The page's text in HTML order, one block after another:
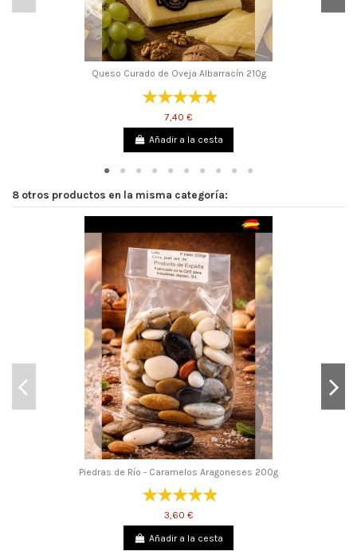
Queso Curado de Oveja Albarracín 210g
7,40 €
Añadir a la cesta
8 otros productos en la misma categoría:
Piedras de Río - Caramelos Aragoneses 200g
3,60 €
Añadir a la cesta